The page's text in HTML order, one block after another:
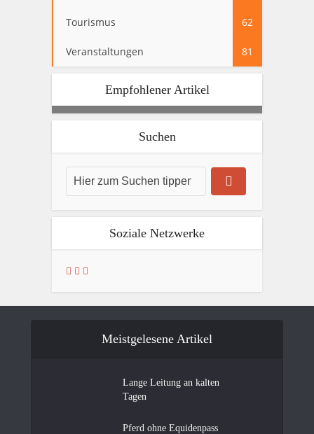
Tourismus 62
Veranstaltungen 81
Empfohlener Artikel
Suchen
Soziale Netzwerke
Meistgelesene Artikel
Lange Leitung an kalten
Tagen
Pferd ohne Equidenpass